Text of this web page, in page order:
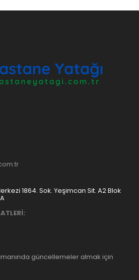
1864. Sok. Yeşimcan Sit. A2 Blok
güncellemeler almak için